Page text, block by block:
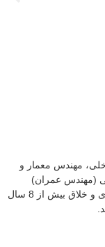
مهندس معمار و
(مهندس عمران)
تاسیس و با گردهم آوردن گروهی از معماران حرفه‌ای و خلاق بیش از 8 سال